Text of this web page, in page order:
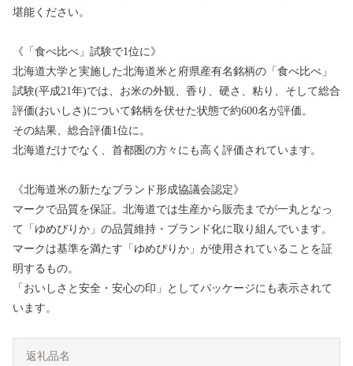
堪能ください。
《「食べ比べ」試験で1位に》
北海道大学と実施した北海道米と府県産有名銘柄の「食べ比べ」
試験(平成21年)では、お米の外観、香り、硬さ、粘り、そして総合
評価(おいしさ)について銘柄を伏せた状態で約600名が評価。
その結果、総合評価1位に。
北海道だけでなく、首都圏の方々にも高く評価されています。
《北海道米の新たなブランド形成協議会認定》
マークで品質を保証。北海道では生産から販売までが一丸となっ
て「ゆめぴりか」の品質維持・ブランド化に取り組んでいます。
マークは基準を満たす「ゆめぴりか」が使用されていることを証
明するもの。
「おいしさと安全・安心の印」としてパッケージにも表示されて
います。
返礼品名